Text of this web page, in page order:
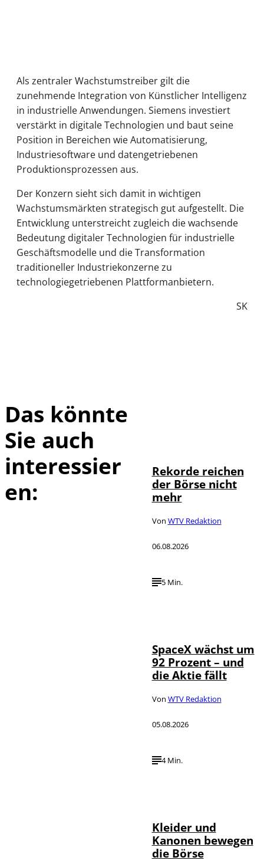
Als zentraler Wachstumstreiber gilt die
zunehmende Integration von Künstlicher Intelligenz
in industrielle Anwendungen. Siemens investiert
verstärkt in digitale Technologien und baut seine
Position in Bereichen wie Automatisierung,
Industriesoftware und datengetriebenen
Produktionsprozessen aus.
Der Konzern sieht sich damit in wichtigen
Wachstumsmärkten strategisch gut aufgestellt. Die
Entwicklung unterstreicht zugleich die wachsende
Bedeutung digitaler Technologien für industrielle
Geschäftsmodelle und die Transformation
traditioneller Industriekonzerne zu
technologiegetriebenen Plattformanbietern.
SK
Das könnte
Sie auch
interessier
en:
Rekorde reichen
der Börse nicht
mehr
Von WTV Redaktion
06.08.2026
5 Min.
SpaceX wächst um
92 Prozent – und
die Aktie fällt
Von WTV Redaktion
05.08.2026
4 Min.
Kleider und
Kanonen bewegen
die Börse